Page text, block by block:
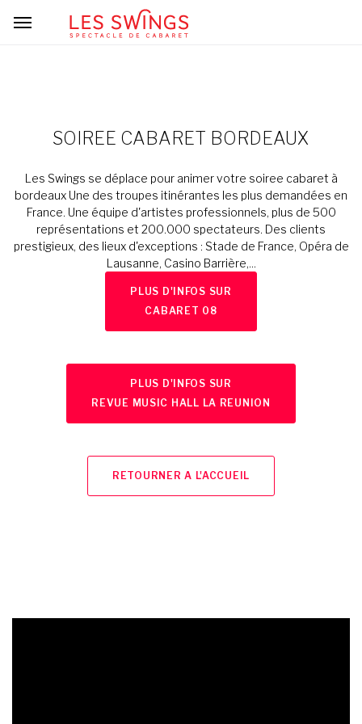
SOIREE CABARET BORDEAUX
Les Swings se déplace pour animer votre soiree cabaret à
bordeaux Une des troupes itinérantes les plus demandées en
France. Une équipe d'artistes professionnels, plus de 500
représentations et 200.000 spectateurs. Des clients
prestigieux, des lieux d'exceptions : Stade de France, Opéra de
Lausanne, Casino Barrière,...
PLUS D'INFOS SUR
CABARET 08
PLUS D'INFOS SUR
REVUE MUSIC HALL LA REUNION
RETOURNER A L'ACCUEIL